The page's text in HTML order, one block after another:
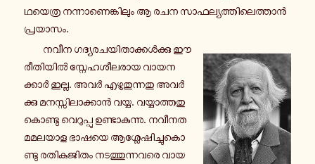
ഥ­യെ­ത്ര ന­ന്നാ­ണെ­ങ്കി­ലും ആ രചന സാ­ഫ­ല്യ­ത്തി­ലെ­ത്താൻ
പ്ര­യാ­സം.
നവീന ഗ­ദ്യ­ര­ച­യി­താ­ക്കൾ­ക്കു ഈ
രീ­തി­യിൽ സ്നേ­ഹ­ശീ­ല­രാ­യ വാ­യ­ന­
ക്കാർ ഇല്ല. അവർ എ­ഴു­തു­ന്ന­തു അ­വർ­
ക്കു മ­ന­സ്സി­ലാ­ക്കാൻ വയ്യ. വ­യ്യാ­ത്ത­തു­
കൊ­ണ്ടു വെ­റു­പ്പു ഉ­ണ്ടാ­കു­ന്നു. ന­വീ­ന­ത­
മ­മ­ല­യാ­ള ഭാഷയെ ആ­ശ്ലേ­ഷി­ച്ചു­കൊ­
ണ്ടു ര­തി­കു­ജി­തം ന­ട­ത്തു­ന്ന­വ­രെ വാ­യ­